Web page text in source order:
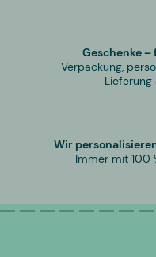
Geschenke
Verpackung,
Wir
Immer mit 100